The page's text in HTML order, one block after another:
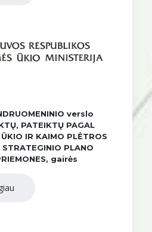
verslo
PATEIKTŲ PAGAL
IR KAIMO PLĖTROS
PLANO
gairės